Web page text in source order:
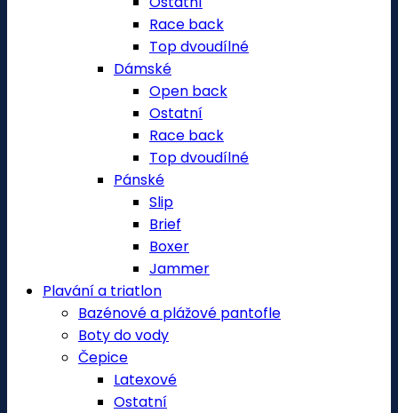
Race back
Top dvoudílné
Dámské
Open back
Ostatní
Race back
Top dvoudílné
Pánské
Slip
Brief
Boxer
Jammer
Plavání a triatlon
Bazénové a plážové pantofle
Boty do vody
Čepice
Latexové
Ostatní